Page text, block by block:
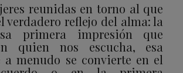
reunidas en torno al que
verdadero reflejo del alma: la
primera impresión que
quien nos escucha, esa
a menudo se convierte en el